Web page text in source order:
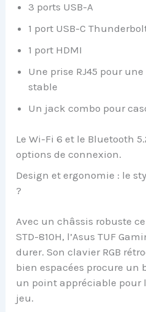
3 ports USB-A
1 port USB-C
1 port HDMI
Une prise RJ45 pour
stable
Un jack combo pour
Le Wi-Fi 6 et le Bluetooth
options de connexion.
Design et ergonomie : le
?
Avec un châssis robuste
STD-810H, l’Asus TUF
durer. Son clavier RGB
bien espacées procure un
un point appréciable pour
jeu.